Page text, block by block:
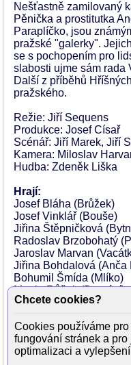
Nešťastně zamilovaný
Pěnička a prostitutka
Paraplíčko, jsou
pražské "galerky".
se s pochopením pro
slabosti ujme sám rada
Další z příběhů
pražského.
Režie: Jiří Sequens
Produkce: Josef Císař
Scénář: Jiří Marek, Jiří
Kamera: Miloslav
Hudba: Zdeněk Liška
Hrají:
Josef Bláha (Brůžek)
Josef Vinklář (Bouše)
Jiřina Štěpničková
Radoslav Brzobohatý
Jaroslav Marvan
Jiřina Bohdalová (Anča
Bohumil Šmída (Mlíko)
Martin Růžek (Domácí)
Bohuslav Čáp
Jaroslav Raušer
Jan Blažek
Zdenek Braunschläger
Chcete cookies?
Cookies používáme
fungování stránek a pro
optimalizaci a